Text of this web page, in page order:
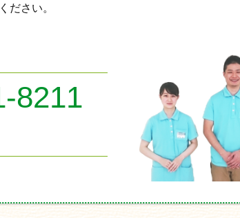
ださい。
8211